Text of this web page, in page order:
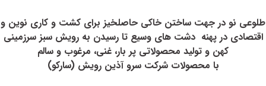
طلوعی نو در جهت ساختن خاکی حاصلخیز برای کشت و کاری نوین و
اقتصادی در پهنه دشت های وسیع تا رسیدن به رویش سبز سرزمینی
کهن و تولید محصولاتی پر بار، غنی، مرغوب و سالم
با محصولات شرکت سرو آذین رویش (سارکو)